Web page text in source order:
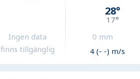
Ingen data
finns tillgänglig
28°
17°
0 mm
4 (- -) m/s